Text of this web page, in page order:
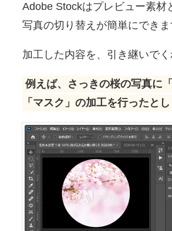
Adobe Stockはプレビュー素材
写真の切り替えが簡単にできま
加工した内容を、引き継いでく
例えば、さっきの桜の写真に
「マスク」の加工を行ったとし